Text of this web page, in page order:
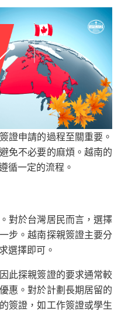
證申請的過程至關重要。
免不必要的麻煩。越南的
循一定的流程。
對於台灣居民而言，選擇
步。越南探親簽證主要分
選擇即可。
此探親簽證的要求通常較
惠。對於計劃長期居留的
簽證，如工作簽證或學生